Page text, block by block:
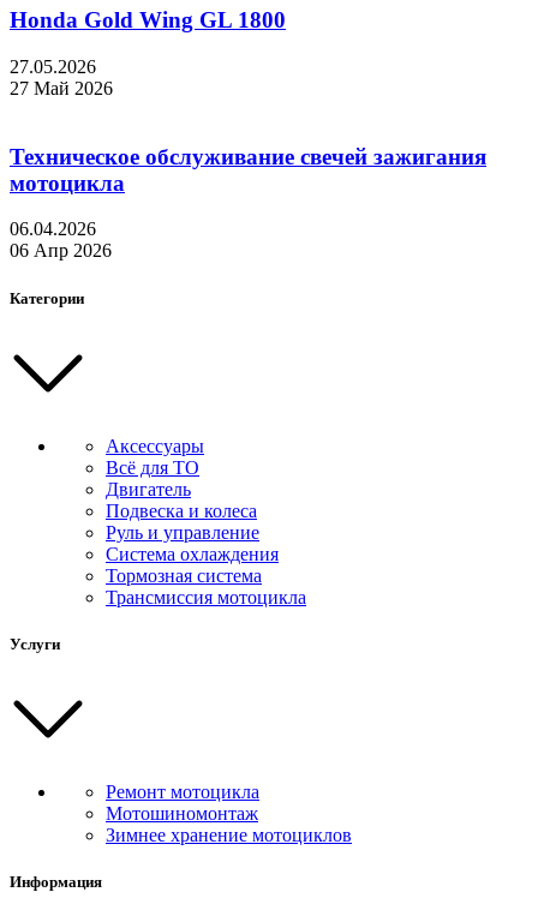
Honda Gold Wing GL 1800
27.05.2026
27 Май 2026
Техническое обслуживание свечей зажигания
мотоцикла
06.04.2026
06 Апр 2026
Категории
Аксессуары
Всё для ТО
Двигатель
Подвеска и колеса
Руль и управление
Система охлаждения
Тормозная система
Трансмиссия мотоцикла
Услуги
Ремонт мотоцикла
Мотошиномонтаж
Зимнее хранение мотоциклов
Информация